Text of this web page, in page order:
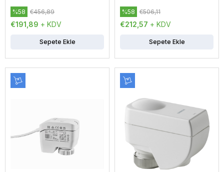
€191,89 + KDV
%58 €456,89
Sepete Ekle
€212,57 + KDV
%58 €506,11
Sepete Ekle